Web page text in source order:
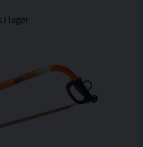
i lager